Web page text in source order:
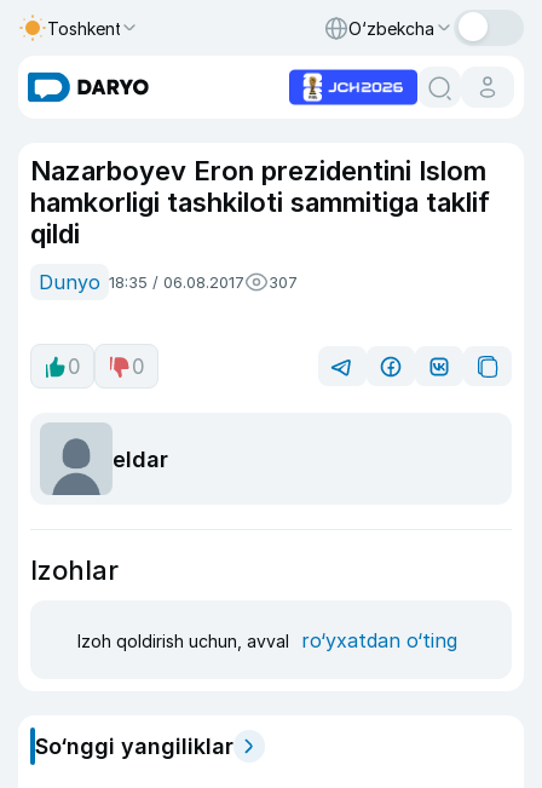
Toshkent O‘zbekcha
Nazarboyev Eron prezidentini Islom
hamkorligi tashkiloti sammitiga taklif
qildi
Dunyo 18:35 / 06.08.2017 307
0 0
eldar
Izohlar
Izoh qoldirish uchun, avval ro‘yxatdan o‘ting
So‘nggi yangiliklar